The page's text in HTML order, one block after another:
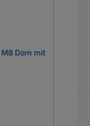
Dorn mit